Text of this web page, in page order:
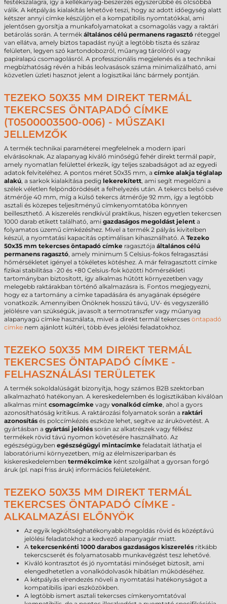
festékszalagra, így a kellékanyag-beszerzés egyszerűbbé és olcsóbbá
válik. A kétpályás kialakítás lehetővé teszi, hogy az adott időegység alatt
kétszer annyi címke készüljön el a kompatibilis nyomtatókkal, ami
jelentősen gyorsítja a munkafolyamatokat a csomagolás vagy a raktári
betárolás során. A termék általános célú permanens ragasztó réteggel
van ellátva, amely biztos tapadást nyújt a legtöbb tiszta és száraz
felületen, legyen szó kartondobozról, műanyag tárolóról vagy
papíralapú csomagolásról. A professzionális megjelenés és a technikai
megbízhatóság révén a hibás leolvasások száma minimalizálható, ami
közvetlen üzleti hasznot jelent a logisztikai lánc bármely pontján.
TEZEKO 50X35 MM DIREKT TERMÁL
TEKERCSES ÖNTAPADÓ CÍMKE
(T0500003500-006) - MŰSZAKI
JELLEMZŐK
A termék technikai paraméterei megfelelnek a modern ipari
elvárásoknak. Az alapanyag kiváló minőségű fehér direkt termál papír,
amely nyomatlan felülettel érkezik, így teljes szabadságot ad az egyedi
adatok felviteléhez. A pontos méret 50x35 mm, a címke alakja téglalap
alakú, a sarkok kialakítása pedig lekerekített, ami segít megelőzni a
szélek véletlen felpöndörödését a felhelyezés után. A tekercs belső cséve
átmérője 40 mm, míg a külső tekercs átmérője 92 mm, így a legtöbb
asztali és közepes teljesítményű címkenyomtatóba könnyen
beilleszthető. A kiszerelés rendkívül praktikus, hiszen egyetlen tekercsen
1000 darab etikett található, ami gazdaságos megoldást jelent a
folyamatos üzemű címkézéshez. Mivel a termék 2 pályás kivitelben
készül, a nyomtatási kapacitás optimálisan kihasználható. A Tezeko
50x35 mm tekercses öntapadó címke ragasztója általános célú
permanens ragasztó, amely minimum 5 Celsius-fokos felragasztási
hőmérsékletet igényel a tökéletes kötéshez. A már felragasztott címke
fizikai stabilitása -20 és +80 Celsius-fok közötti hőmérsékleti
tartományban biztosított, így alkalmas hűtött környezetben vagy
melegebb raktárakban történő alkalmazásra is. Fontos megjegyezni,
hogy ez a tartomány a címke tapadására és anyagának épségére
vonatkozik. Amennyiben Önöknek hosszú távú, UV- és vegyszerálló
jelölésre van szükségük, javasolt a termotranszfer vagy műanyag
alapanyagú címke használata, mivel a direkt termál tekercses öntapadó
címke nem ajánlott kültéri, több éves jelölési feladatokhoz.
TEZEKO 50X35 MM DIREKT TERMÁL
TEKERCSES ÖNTAPADÓ CÍMKE -
FELHASZNÁLÁSI TERÜLETEK
A termék sokoldalúságát bizonyítja, hogy számos B2B szektorban
alkalmazható hatékonyan. A kereskedelemben és logisztikában kiválóan
alkalmas mint csomagcímke vagy vonalkód címke, ahol a gyors
azonosíthatóság kritikus. A raktározási folyamatok során a raktári
azonosítás és polccímkézés eszköze lehet, segítve az árukövetést. A
gyártásban a gyártási jelölés során az alkatrészek vagy félkész
termékek rövid távú nyomon követésére használható. Az
egészségügyben egészségügyi mintacímke feladatait láthatja el
laboratóriumi környezetben, míg az élelmiszeriparban és
kiskereskedelemben termékcímke ként szolgálhat a gyorsan forgó
áruk (pl. napi friss áruk) információs felületeként.
TEZEKO 50X35 MM DIREKT TERMÁL
TEKERCSES ÖNTAPADÓ CÍMKE -
ALKALMAZÁSI ELŐNYÖK
Az egyik legköltséghatékonyabb megoldás rövid és középtávú
jelölési feladatokhoz a kedvező alapanyagár miatt.
A tekercsenkénti 1000 darabos gazdaságos kiszerelés ritkább
tekercscserét és folyamatosabb munkavégzést tesz lehetővé.
Kiváló kontrasztot és jó nyomtatási minőséget biztosít, ami
elengedhetetlen a vonalkódolvasók hibátlan működéséhez.
A kétpályás elrendezés növeli a nyomtatási hatékonyságot a
kompatibilis ipari eszközökben.
A legtöbb ismert asztali tekercses címkenyomtatóval